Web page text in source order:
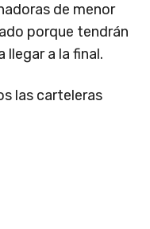
de menor
porque tendrán
llegar a la final.
las carteleras